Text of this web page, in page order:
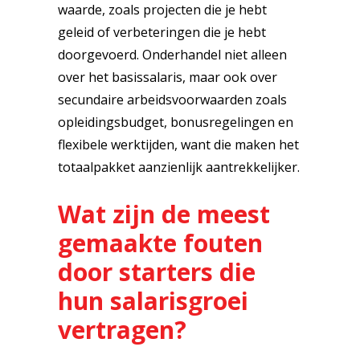
waarde, zoals projecten die je hebt
geleid of verbeteringen die je hebt
doorgevoerd. Onderhandel niet alleen
over het basissalaris, maar ook over
secundaire arbeidsvoorwaarden zoals
opleidingsbudget, bonusregelingen en
flexibele werktijden, want die maken het
totaalpakket aanzienlijk aantrekkelijker.
Wat zijn de meest
gemaakte fouten
door starters die
hun salarisgroei
vertragen?